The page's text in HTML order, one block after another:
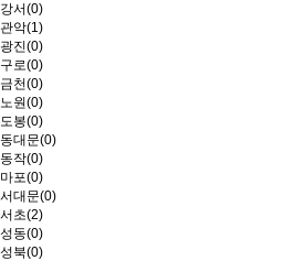
강서(0)
관악(1)
광진(0)
구로(0)
금천(0)
노원(0)
도봉(0)
동대문(0)
동작(0)
마포(0)
서대문(0)
서초(2)
성동(0)
성북(0)